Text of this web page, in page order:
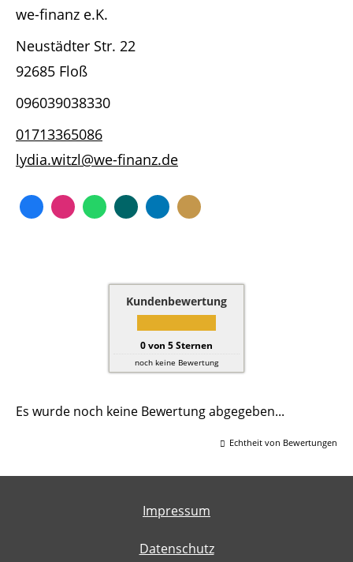
we-finanz e.K.
Neustädter Str. 22
92685 Floß
096039038330
01713365086
lydia.witzl@we-finanz.de
Kundenbewertung
0von 5Sternen
noch keine Bewertung
Es wurde noch keine Bewertung abgegeben...
Echtheit von Bewertungen
Impressum
Datenschutz